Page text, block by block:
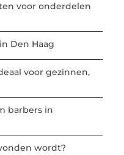
voor onderdelen
Den Haag
voor gezinnen,
barbers in
wordt?